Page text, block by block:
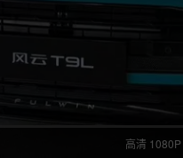
高清 1080P